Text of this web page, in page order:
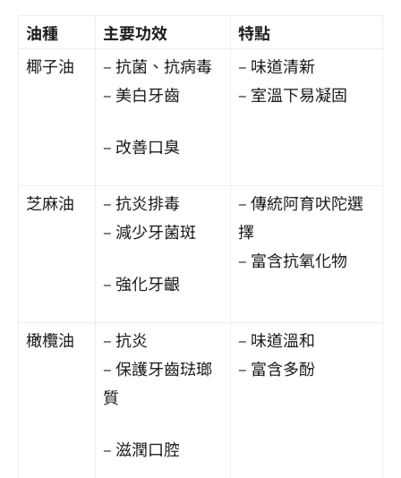
油種 主要功效
特點
椰子油
– 抗菌、抗病毒
– 美白牙齒
– 改善口臭
– 味道清新
– 室溫下易凝固
芝麻油
– 抗炎排毒
– 減少牙菌斑
– 強化牙齦
– 傳統阿育吠陀選
擇
– 富含抗氧化物
橄欖油
– 抗炎
– 保護牙齒琺瑯
質
– 滋潤口腔
– 味道溫和
– 富含多酚